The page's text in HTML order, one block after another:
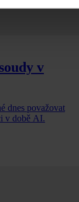
v
dnes považovat
v době AI.